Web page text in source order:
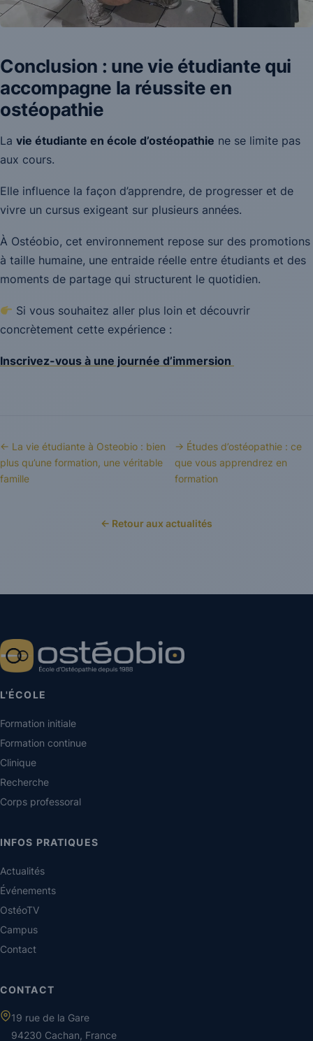
Conclusion : une vie étudiante qui
accompagne la réussite en
ostéopathie
La vie étudiante en école d’ostéopathie ne se limite pas
aux cours.
Elle influence la façon d’apprendre, de progresser et de
vivre un cursus exigeant sur plusieurs années.
À Ostéobio, cet environnement repose sur des promotions
à taille humaine, une entraide réelle entre étudiants et des
moments de partage qui structurent le quotidien.
Si vous souhaitez aller plus loin et découvrir
concrètement cette expérience :
Inscrivez-vous à une journée d’immersion
← La vie étudiante à Osteobio : bien
plus qu’une formation, une véritable
famille
→ Études d’ostéopathie : ce
que vous apprendrez en
formation
← Retour aux actualités
L'ÉCOLE
Formation initiale
Formation continue
Clinique
Recherche
Corps professoral
INFOS PRATIQUES
Actualités
Événements
OstéoTV
Campus
Contact
CONTACT
19 rue de la Gare
94230 Cachan, France